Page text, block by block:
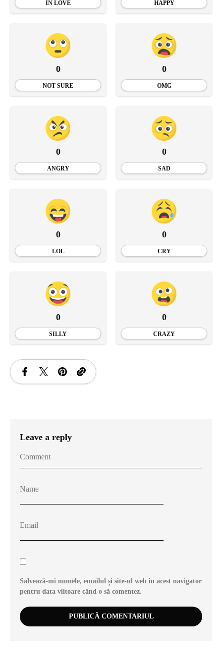
IN LOVE HAPPY
0
NOT SURE
0
OMG
0
ANGRY
0
SAD
0
LOL
0
CRY
0
SILLY
0
CRAZY
Leave a reply
Salvează-mi numele, emailul și site-ul web în acest navigator
pentru data viitoare când o să comentez.